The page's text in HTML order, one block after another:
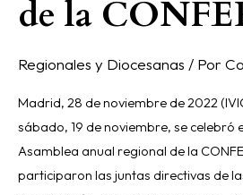
de la
Regionales y Diocesanas / Por
Madrid, 28 de noviembre de 2022
sábado, 19 de noviembre, se celebró
Asamblea anual regional de la
participaron las juntas directivas de